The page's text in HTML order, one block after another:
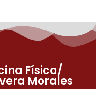
Física/
Morales